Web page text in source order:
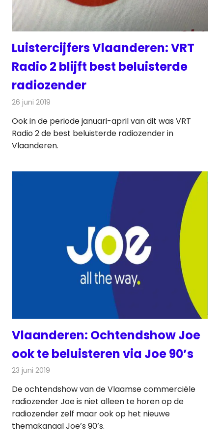
Luistercijfers Vlaanderen: VRT
Radio 2 blijft best beluisterde
radiozender
26 juni 2019
Ook in de periode januari-april van dit was VRT
Radio 2 de best beluisterde radiozender in
Vlaanderen.
Vlaanderen: Ochtendshow Joe
ook te beluisteren via Joe 90’s
23 juni 2019
De ochtendshow van de Vlaamse commerciële
radiozender Joe is niet alleen te horen op de
radiozender zelf maar ook op het nieuwe
themakanaal Joe’s 90’s.